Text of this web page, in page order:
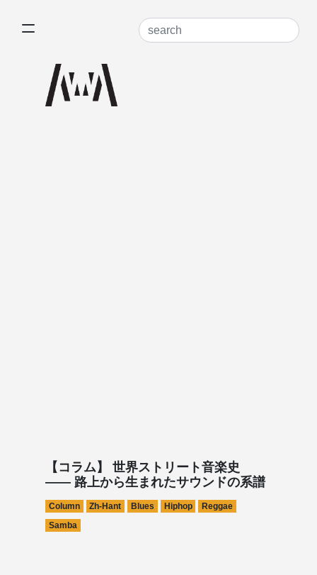
【コラム】 世界ストリート音楽史
—— 路上から生まれたサウンドの系譜
Column Zh-Hant Blues Hiphop
Reggae
Samba